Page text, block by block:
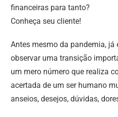
financeiras para tanto?
Conheça seu cliente!
Antes mesmo da pandemia, já
observar uma transição
um mero número que realiza
acertada de um ser humano
anseios, desejos, dúvidas,